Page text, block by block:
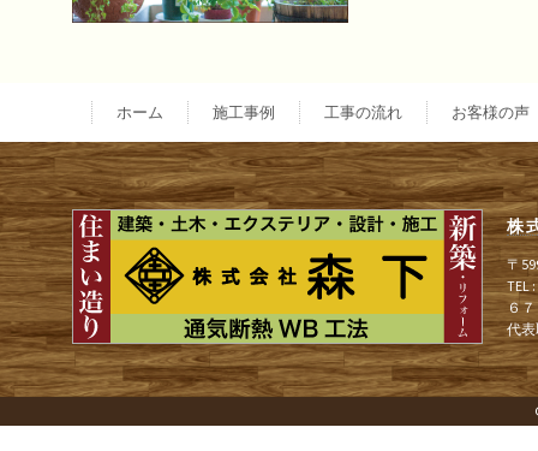
ナ
ビ
ゲ
ー
シ
ホーム 施工事例 工事の流れ お客様の声
株
〒
TEL
６
代